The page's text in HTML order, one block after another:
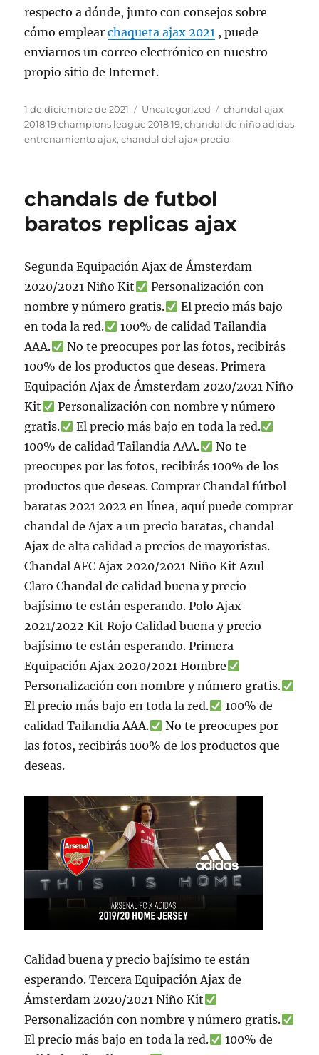
respecto a dónde, junto con consejos sobre
cómo emplearchaqueta ajax 2021 , puede
enviarnos un correo electrónico en nuestro
propio sitio de Internet.
Publicado
el
1 de diciembre de 2021 Categorías
Uncategorized Etiquetas
chandal ajax
2018 19 champions league 2018 19,chandal de niño adidas
entrenamiento ajax,chandal del ajax precio
chandals de futbol
baratos replicas ajax
Segunda Equipación Ajax de Ámsterdam
2020/2021 Niño Kit
Personalización con
nombre y número gratis.
El precio más bajo
en toda la red.
100% de calidad Tailandia
AAA.
No te preocupes por las fotos, recibirás
100% de los productos que deseas. Primera
Equipación Ajax de Ámsterdam 2020/2021 Niño
Kit
Personalización con nombre y número
gratis.
El precio más bajo en toda la red.
100% de calidad Tailandia AAA.
No te
preocupes por las fotos, recibirás 100% de los
productos que deseas. Comprar Chandal fútbol
baratas 2021 2022 en línea, aquí puede comprar
chandal de Ajax a un precio baratas, chandal
Ajax de alta calidad a precios de mayoristas.
Chandal AFC Ajax 2020/2021 Niño Kit Azul
Claro Chandal de calidad buena y precio
bajísimo te están esperando. Polo Ajax
2021/2022 Kit Rojo Calidad buena y precio
bajísimo te están esperando. Primera
Equipación Ajax 2020/2021 Hombre
Personalización con nombre y número gratis.
El precio más bajo en toda la red.
100% de
calidad Tailandia AAA.
No te preocupes por
las fotos, recibirás 100% de los productos que
deseas.
Calidad buena y precio bajísimo te están
esperando. Tercera Equipación Ajax de
Ámsterdam 2020/2021 Niño Kit
Personalización con nombre y número gratis.
El precio más bajo en toda la red.
100% de